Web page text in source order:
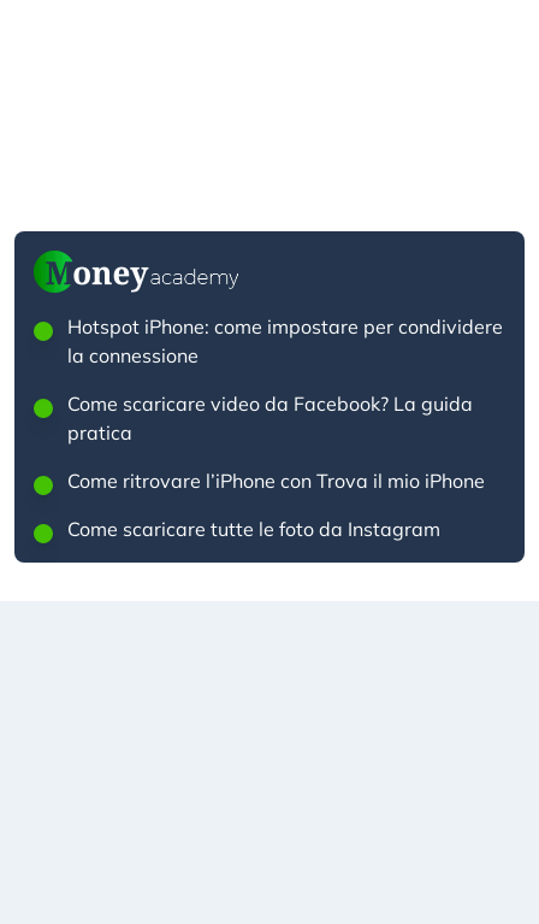
Hotspot iPhone: come impostare per condividere
la connessione
Come scaricare video da Facebook? La guida
pratica
Come ritrovare l’iPhone con Trova il mio iPhone
Come scaricare tutte le foto da Instagram